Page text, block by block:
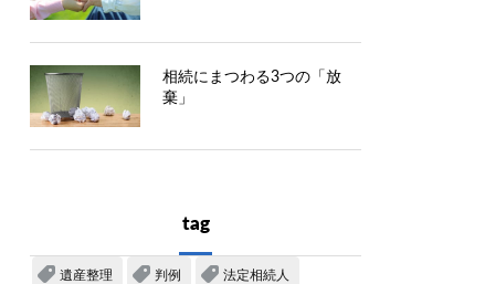
相続にまつわる3つの「放
棄」
tag
遺産整理 判例 法定相続人